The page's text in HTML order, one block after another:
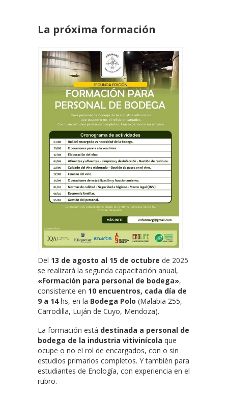
La próxima formación
Del 13 de agosto al 15 de octubre de 2025
se realizará la segunda capacitación anual,
«Formación para personal de bodega»,
consistente en 10 encuentros, cada día de
9 a 14hs, en la Bodega Polo (Malabia 255,
Carrodilla, Luján de Cuyo, Mendoza).
La formación está destinada a personal de
bodega de la industria vitivinícola que
ocupe o no el rol de encargados, con o sin
estudios primarios completos. Y también para
estudiantes de Enología, con experiencia en el
rubro.